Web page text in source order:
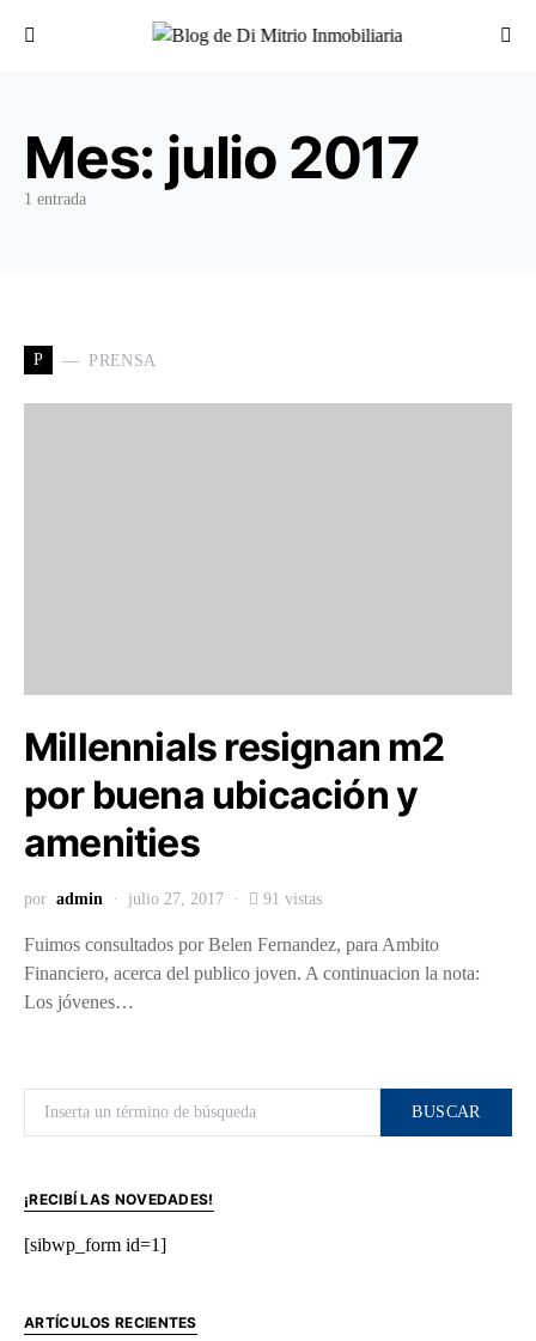
Buscar por:
Mes: julio 2017
1 entrada
P PRENSA
Millennials resignan m2
por buena ubicación y
amenities
por admin julio 27, 2017 91 vistas
Fuimos consultados por Belen Fernandez, para Ambito
Financiero, acerca del publico joven. A continuacion la nota:
Los jóvenes…
BUSCAR
¡RECIBÍ LAS NOVEDADES!
[sibwp_form id=1]
ARTÍCULOS RECIENTES